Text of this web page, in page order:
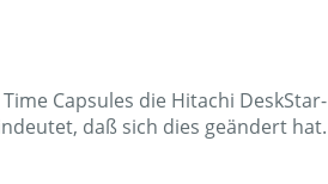
Capsules die Hitachi DeskStar-
daß sich dies geändert hat.